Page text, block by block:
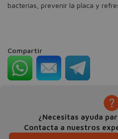
bacterias, prevenir la placa y
Compartir
¿Necesitas ayuda
Contacta a nuestros